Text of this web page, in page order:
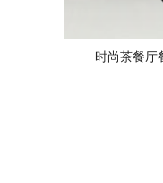
时尚茶餐厅